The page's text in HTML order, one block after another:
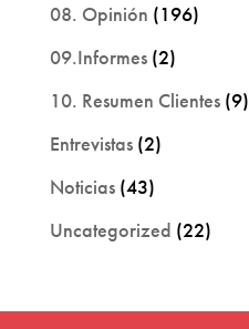
08. Opinión (196)
09.Informes(2)
10. Resumen Clientes(9)
Entrevistas(2)
Noticias(43)
Uncategorized (22)